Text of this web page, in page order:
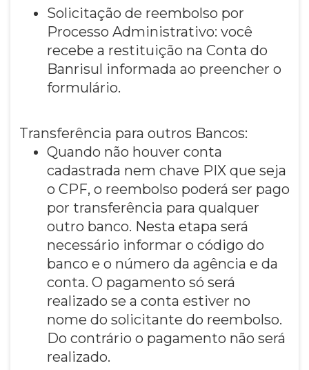
Solicitação de reembolso por
Processo Administrativo: você
recebe a restituição na Conta do
Banrisul informada ao preencher o
formulário.
Transferência para outros Bancos:
Quando não houver conta
cadastrada nem chave PIX que seja
o CPF, o reembolso poderá ser pago
por transferência para qualquer
outro banco. Nesta etapa será
necessário informar o código do
banco e o número da agência e da
conta. O pagamento só será
realizado se a conta estiver no
nome do solicitante do reembolso.
Do contrário o pagamento não será
realizado.